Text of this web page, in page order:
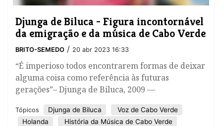
Djunga de Biluca - Figura incontornável
da emigração e da música de Cabo Verde
BRITO-SEMEDO / 20 abr 2023 16:33
“É imperioso todos encontrarem formas de deixar
alguma coisa como referência às futuras
gerações”– Djunga de Biluca, 2009 —
Tópicos Djunga de Biluca
Voz de Cabo Verde
Holanda
História da Música de Cabo Verde